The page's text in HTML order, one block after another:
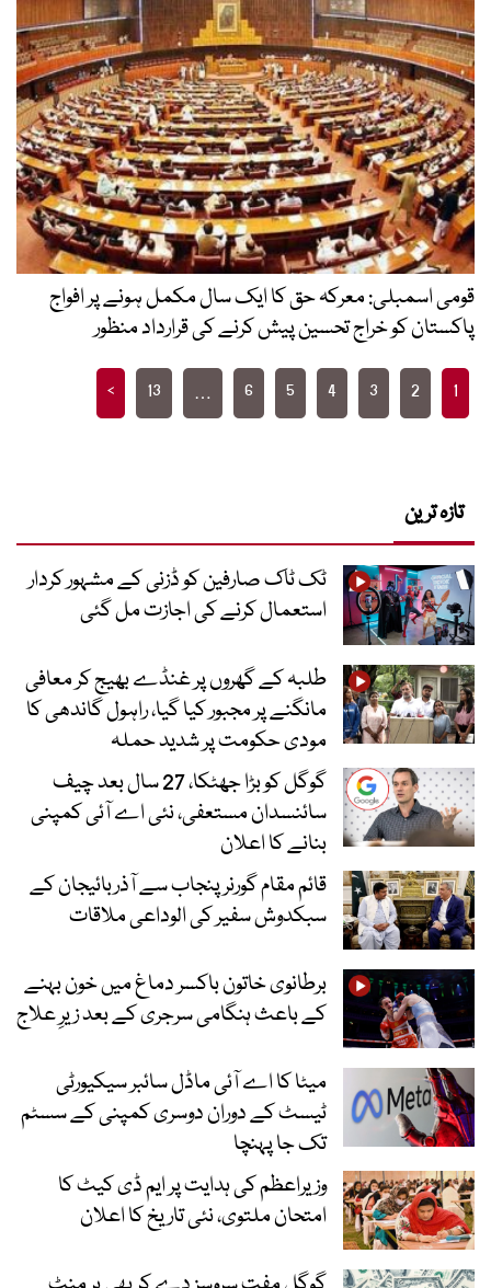
قومی اسمبلی: معرکہ حق کا ایک سال مکمل ہونے پر افواج
پاکستان کو خراج تحسین پیش کرنے کی قرارداد منظور
Posts
pagination
1
2
3
4
5
6
…
13
>
تازہ ترین
ٹک ٹاک صارفین کو ڈزنی کے مشہور کردار
استعمال کرنے کی اجازت مل گئی
طلبہ کے گھروں پر غنڈے بھیج کر معافی
مانگنے پر مجبور کیا گیا، راہول گاندھی کا
مودی حکومت پر شدید حملہ
گوگل کو بڑا جھٹکا، 27 سال بعد چیف
سائنسدان مستعفی، نئی اے آئی کمپنی
بنانے کا اعلان
قائم مقام گورنر پنجاب سے آذربائیجان کے
سبکدوش سفیر کی الوداعی ملاقات
برطانوی خاتون باکسر دماغ میں خون بہنے
کے باعث ہنگامی سرجری کے بعد زیرِ علاج
میٹا کا اے آئی ماڈل سائبر سیکیورٹی
ٹیسٹ کے دوران دوسری کمپنی کے سسٹم
تک جا پہنچا
وزیراعظم کی ہدایت پر ایم ڈی کیٹ کا
امتحان ملتوی، نئی تاریخ کا اعلان